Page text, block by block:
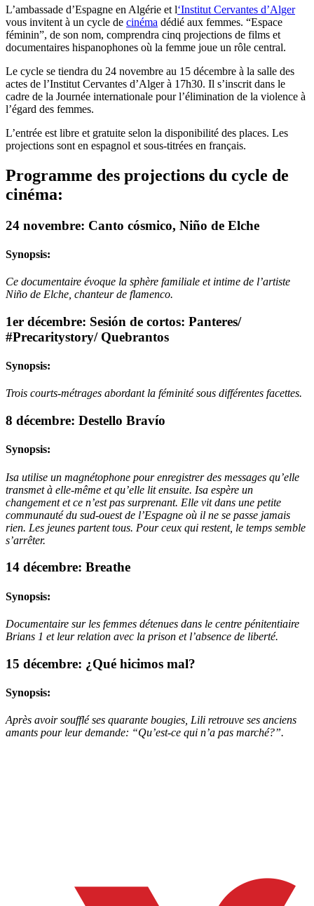
L’ambassade d’Espagne en Algérie et l‘Institut Cervantes d’Alger
vous invitent à un cycle de cinéma dédié aux femmes. “Espace
féminin”, de son nom, comprendra cinq projections de films et
documentaires hispanophones où la femme joue un rôle central.
Le cycle se tiendra du 24 novembre au 15 décembre à la salle des
actes de l’Institut Cervantes d’Alger à 17h30. Il s’inscrit dans le
cadre de la Journée internationale pour l’élimination de la violence à
l’égard des femmes.
L’entrée est libre et gratuite selon la disponibilité des places. Les
projections sont en espagnol et sous-titrées en français.
Programme des projections du cycle de
cinéma:
24 novembre: Canto cósmico, Niño de Elche
Synopsis:
Ce documentaire évoque la sphère familiale et intime de l’artiste
Niño de Elche, chanteur de flamenco.
1er décembre: Sesión de cortos: Panteres/
#Precaritystory/ Quebrantos
Synopsis:
Trois courts-métrages abordant la féminité sous différentes facettes.
8 décembre: Destello Bravío
Synopsis:
Isa utilise un magnétophone pour enregistrer des messages qu’elle
transmet à elle-même et qu’elle lit ensuite. Isa espère un
changement et ce n’est pas surprenant. Elle vit dans une petite
communauté du sud-ouest de l’Espagne où il ne se passe jamais
rien. Les jeunes partent tous. Pour ceux qui restent, le temps semble
s’arrêter.
14 décembre: Breathe
Synopsis:
Documentaire sur les femmes détenues dans le centre pénitentiaire
Brians 1 et leur relation avec la prison et l’absence de liberté.
15 décembre: ¿Qué hicimos mal?
Synopsis:
Après avoir soufflé ses quarante bougies, Lili retrouve ses anciens
amants pour leur demande: “Qu’est-ce qui n’a pas marché?”.